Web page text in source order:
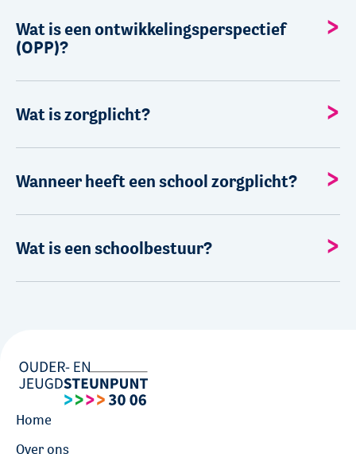
Wat is een ontwikkelingsperspectief
(OPP)?
Wat is zorgplicht?
Wanneer heeft een school zorgplicht?
Wat is een schoolbestuur?
Home
Over ons